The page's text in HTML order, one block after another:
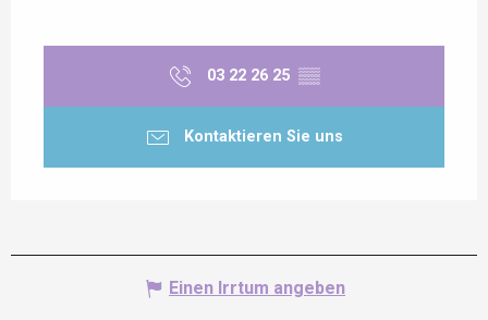
03 22 26 25 ▒▒
Kontaktieren Sie uns
Einen Irrtum angeben